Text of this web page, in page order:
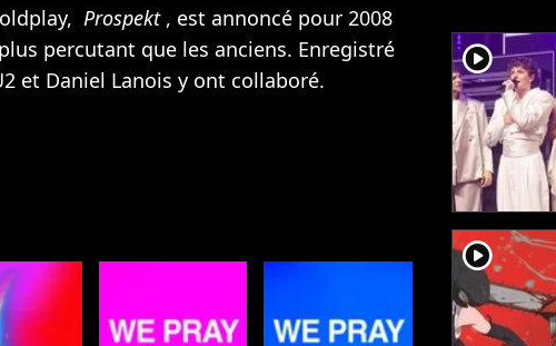
Prospekt , est annoncé pour 2008
percutant que les anciens. Enregistré
et Daniel Lanois y ont collaboré.
player2
player2